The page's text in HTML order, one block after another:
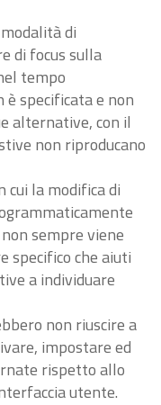
di
di focus sulla
tempo
specificata e non
alternative, con il
non riproducano
cui la modifica di
sempre viene
specifico che aiuti
a individuare
non riuscire a
impostare ed
rispetto allo
utente.